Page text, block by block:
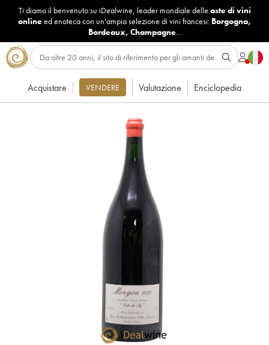
Ti diamo il benvenuto su iDealwine, leader mondiale delle aste di vini
onlineed enoteca con un'ampia selezione di vini francesi: Borgogna,
Bordeaux, Champagne...
Acquistare VENDERE Valutazione Enciclopedia